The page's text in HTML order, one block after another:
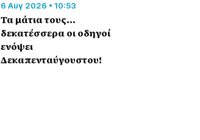
6 Αύγ 2026 • 10:53
Τα μάτια τους…
δεκατέσσερα οι οδηγοί
ενόψει
Δεκαπενταύγουστου!